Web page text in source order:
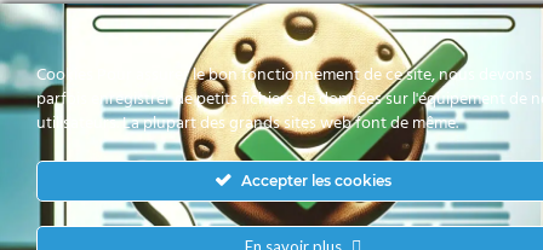
Cookies Pour assurer le bon fonctionnement de ce site, nous devons
parfois enregistrer de petits fichiers de données sur l'équipement de
utilisateurs. La plupart des grands sites web font de même.
Accepter les cookies